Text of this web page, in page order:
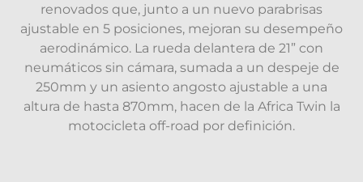
renovados que, junto a un nuevo parabrisas
ajustable en 5 posiciones, mejoran su desempeño
aerodinámico. La rueda delantera de 21” con
neumáticos sin cámara, sumada a un despeje de
250mm y un asiento angosto ajustable a una
altura de hasta 870mm, hacen de la Africa Twin la
motocicleta off-road por definición.